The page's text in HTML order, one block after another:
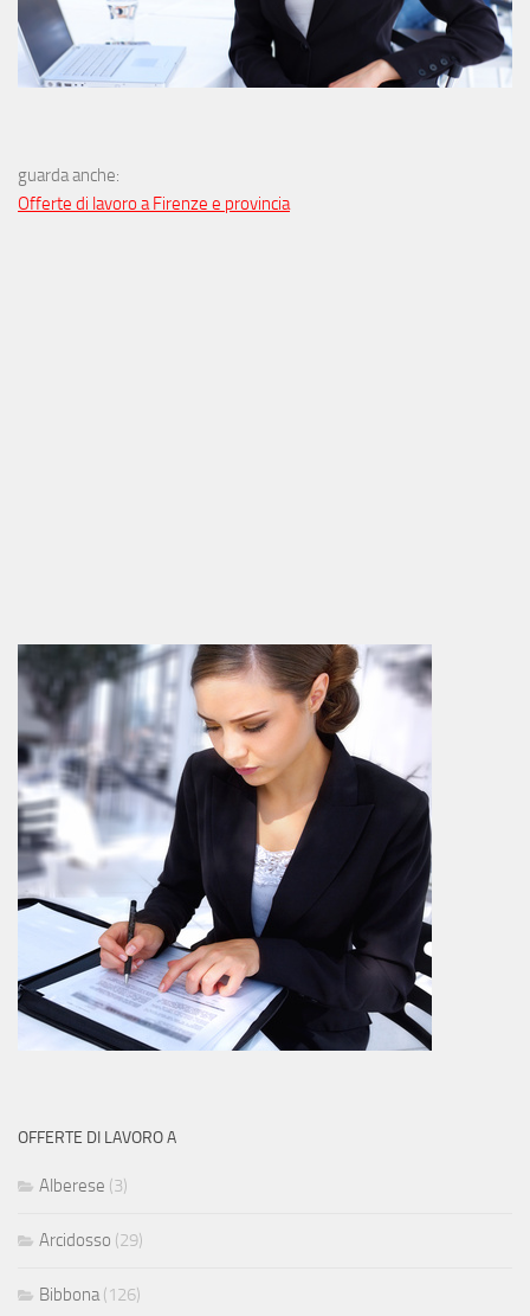
guarda anche:
Offerte di lavoro a Firenze e provincia
OFFERTE DI LAVORO A
Alberese (3)
Arcidosso (29)
Bibbona (126)